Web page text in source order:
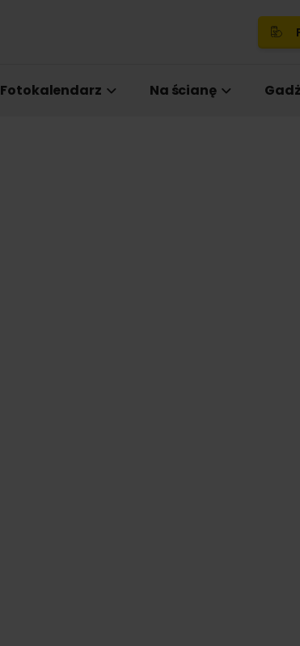
Fotokalendarz Na ścianę